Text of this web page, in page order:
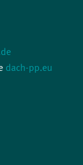
dach-pp.eu